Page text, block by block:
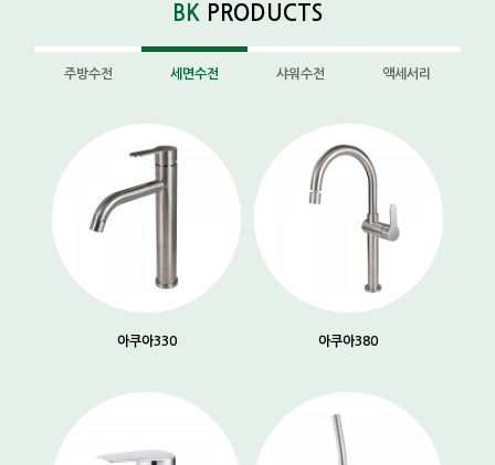
BK PRODUCTS
주방수전 세면수전 샤워수전 액세서리
아쿠아330 아쿠아380